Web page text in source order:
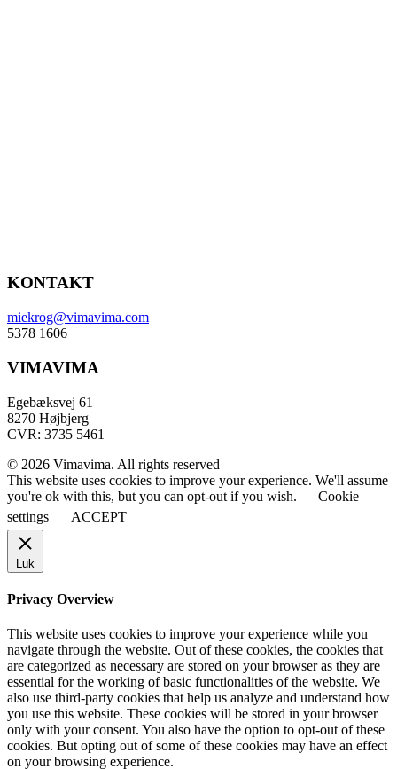
KONTAKT
miekrog@vimavima.com
5378 1606
VIMAVIMA
Egebæksvej 61
8270 Højbjerg
CVR: 3735 5461
© 2026 Vimavima. All rights reserved
This website uses cookies to improve your experience. We'll assume
you're ok with this, but you can opt-out if you wish.
Cookie
settings
ACCEPT
Luk
Privacy Overview
This website uses cookies to improve your experience while you
navigate through the website. Out of these cookies, the cookies that
are categorized as necessary are stored on your browser as they are
essential for the working of basic functionalities of the website. We
also use third-party cookies that help us analyze and understand how
you use this website. These cookies will be stored in your browser
only with your consent. You also have the option to opt-out of these
cookies. But opting out of some of these cookies may have an effect
on your browsing experience.